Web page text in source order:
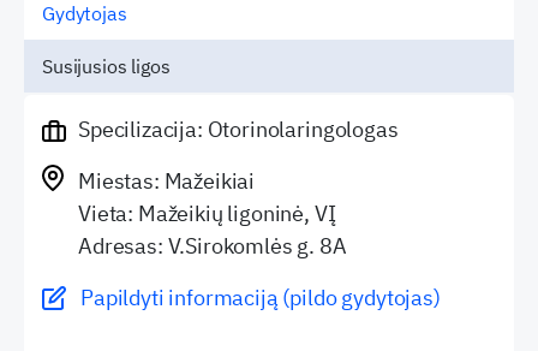
Gydytojas
Susijusios ligos
Specilizacija: Otorinolaringologas
Miestas: Mažeikiai
Vieta: Mažeikių ligoninė, VĮ
Adresas: V.Sirokomlės g. 8A
Papildyti informaciją (pildo gydytojas)